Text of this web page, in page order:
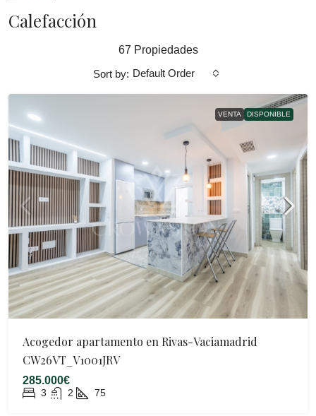
Calefacción
67 Propiedades
Sort by: Default Order
VENTA DISPONIBLE
Acogedor apartamento en Rivas-Vaciamadrid
CW26VT_V1001JRV
285.000€
3 2 75